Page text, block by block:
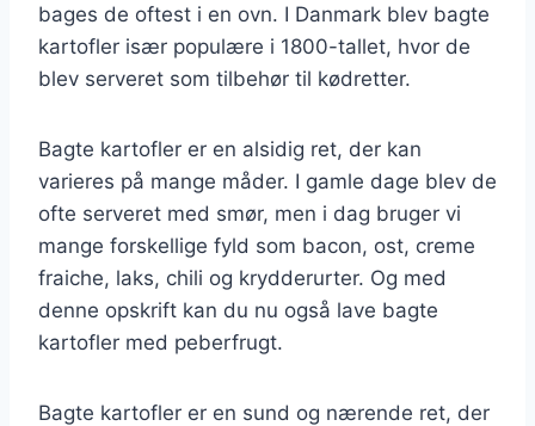
bages de oftest i en ovn. I Danmark blev bagte
kartofler især populære i 1800-tallet, hvor de
blev serveret som tilbehør til kødretter.
Bagte kartofler er en alsidig ret, der kan
varieres på mange måder. I gamle dage blev de
ofte serveret med smør, men i dag bruger vi
mange forskellige fyld som bacon, ost, creme
fraiche, laks, chili og krydderurter. Og med
denne opskrift kan du nu også lave bagte
kartofler med peberfrugt.
Bagte kartofler er en sund og nærende ret, der